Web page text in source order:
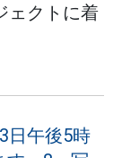
ェクトに着